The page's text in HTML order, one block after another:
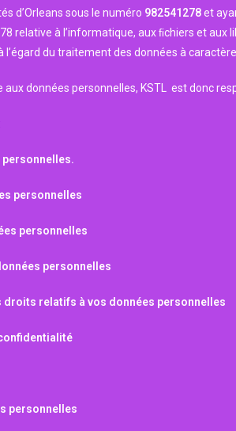
d’Orleans sous le numéro 982541278et
relative à l’informatique, aux ﬁchiers et
du traitement des données à
données personnelles, KSTL est donc
personnelles.
personnelles
personnelles
personnelles
droits relatifs à vos données personnelles
personnelles